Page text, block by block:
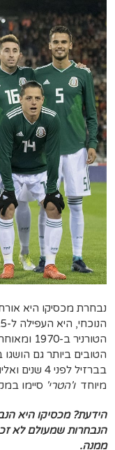
הטובים ביותר גם
בברזיל
מיוחדו'הטרי' סיימו
הנבחרות שמעולם לא זכו
ממנה.